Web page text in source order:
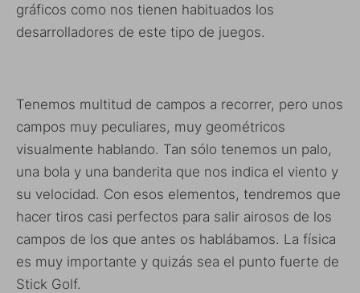
gráficos como nos tienen habituados los
desarrolladores de este tipo de juegos.
Tenemos multitud de campos a recorrer, pero unos
campos muy peculiares, muy geométricos
visualmente hablando. Tan sólo tenemos un palo,
una bola y una banderita que nos indica el viento y
su velocidad. Con esos elementos, tendremos que
hacer tiros casi perfectos para salir airosos de los
campos de los que antes os hablábamos. La física
es muy importante y quizás sea el punto fuerte de
Stick Golf.